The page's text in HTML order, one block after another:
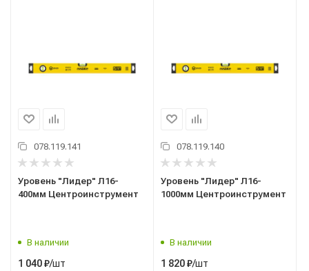
078.119.141
Уровень "Лидер" Л16-
400мм Центроинструмент
В наличии
1 040₽/шт
078.119.140
Уровень "Лидер" Л16-
1000мм Центроинструмент
В наличии
1 820₽/шт